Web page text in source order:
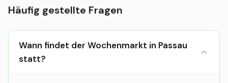
Häufig gestellte Fragen
Wann findet der Wochenmarkt in Passau
statt?